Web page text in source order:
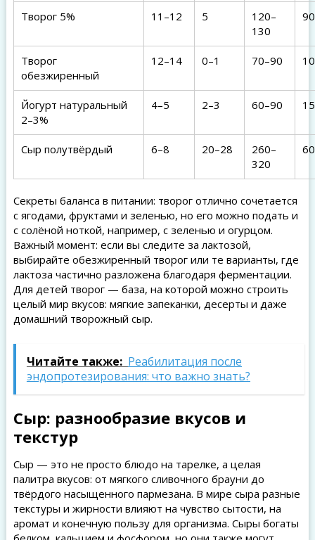
Творог 5% 11–12 5
120–
130
Творог
обезжиренный
12–14 0–1 70–90
Йогурт натуральный
2–3%
4–5 2–3 60–90
Сыр полутвёрдый 6–8 20–28
260–
320
Секреты баланса в питании: творог отлично сочетается
с ягодами, фруктами и зеленью, но его можно подать и
с солёной ноткой, например, с зеленью и огурцом.
Важный момент: если вы следите за лактозой,
выбирайте обезжиренный творог или те варианты, где
лактоза частично разложена благодаря ферментации.
Для детей творог — база, на которой можно строить
целый мир вкусов: мягкие запеканки, десерты и даже
домашний творожный сыр.
Читайте также: Реабилитация после
эндопротезирования: что важно знать?
Сыр: разнообразие вкусов и
текстур
Сыр — это не просто блюдо на тарелке, а целая
палитра вкусов: от мягкого сливочного брауни до
твёрдого насыщенного пармезана. В мире сыра разные
текстуры и жирности влияют на чувство сытости, на
аромат и конечную пользу для организма. Сыры богаты